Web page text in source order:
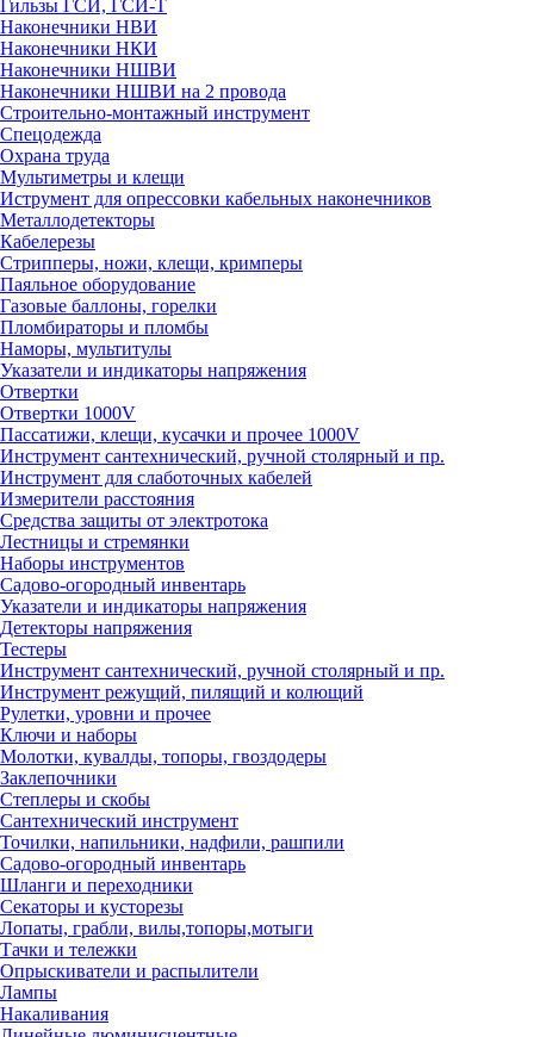
Гильзы ГСИ, ГСИ-Т
Наконечники НВИ
Наконечники НКИ
Наконечники НШВИ
Наконечники НШВИ на 2 провода
Строительно-монтажный инструмент
Спецодежда
Охрана труда
Мультиметры и клещи
Иструмент для опрессовки кабельных наконечников
Металлодетекторы
Кабелерезы
Стрипперы, ножи, клещи, кримперы
Паяльное оборудование
Газовые баллоны, горелки
Пломбираторы и пломбы
Наморы, мультитулы
Указатели и индикаторы напряжения
Отвертки
Отвертки 1000V
Пассатижи, клещи, кусачки и прочее 1000V
Инструмент сантехнический, ручной столярный и пр.
Инструмент для слаботочных кабелей
Измерители расстояния
Средства защиты от электротока
Лестницы и стремянки
Наборы инструментов
Садово-огородный инвентарь
Указатели и индикаторы напряжения
Детекторы напряжения
Тестеры
Инструмент сантехнический, ручной столярный и пр.
Инструмент режущий, пилящий и колющий
Рулетки, уровни и прочее
Ключи и наборы
Молотки, кувалды, топоры, гвоздодеры
Заклепочники
Степлеры и скобы
Сантехнический инструмент
Точилки, напильники, надфили, рашпили
Садово-огородный инвентарь
Шланги и переходники
Секаторы и кусторезы
Лопаты, грабли, вилы,топоры,мотыги
Тачки и тележки
Опрыскиватели и распылители
Лампы
Накаливания